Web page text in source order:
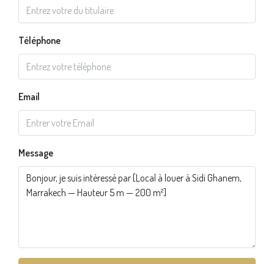
Téléphone
Email
Message